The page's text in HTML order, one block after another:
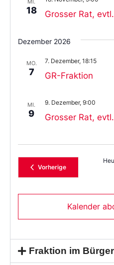
MI.
18 Grosser Rat,
Dezember 2026
MO.
7 GR-Fraktion
7. Dezember, 18:15
MI.
9 Grosser Rat,
9. Dezember, 9:00
VorherigeVeranstaltungen
Kalender
Fraktion im